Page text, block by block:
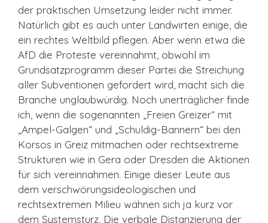
der praktischen Umsetzung leider nicht immer.
Natürlich gibt es auch unter Landwirten einige, die
ein rechtes Weltbild pflegen. Aber wenn etwa die
AfD die Proteste vereinnahmt, obwohl im
Grundsatzprogramm dieser Partei die Streichung
aller Subventionen gefordert wird, macht sich die
Branche unglaubwürdig. Noch unerträglicher finde
ich, wenn die sogenannten „Freien Greizer“ mit
„Ampel-Galgen“ und „Schuldig-Bannern“ bei den
Korsos in Greiz mitmachen oder rechtsextreme
Strukturen wie in Gera oder Dresden die Aktionen
für sich vereinnahmen. Einige dieser Leute aus
dem verschwörungsideologischen und
rechtsextremen Milieu wähnen sich ja kurz vor
dem Systemsturz. Die verbale Distanzierung der